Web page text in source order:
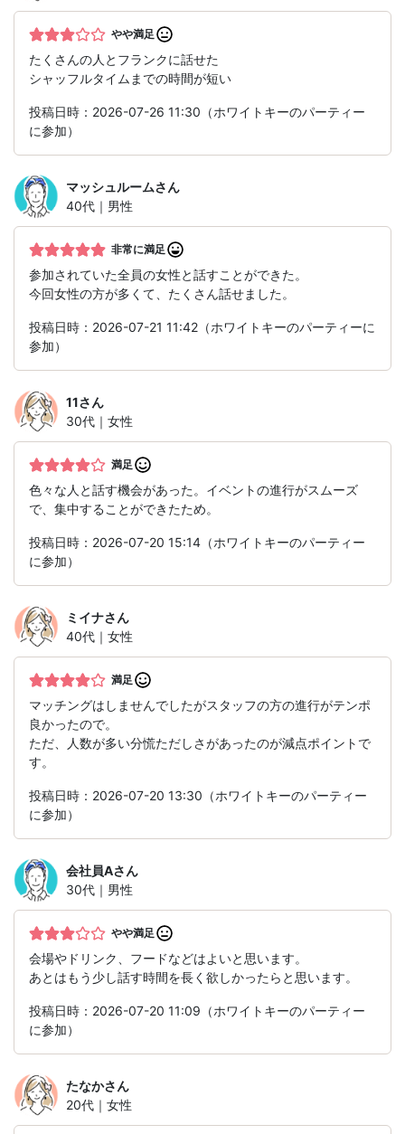
やや満足
たくさんの人とフランクに話せた
シャッフルタイムまでの時間が短い
投稿日時：2026-07-26 11:30（ホワイトキーのパーティー
に参加）
マッシュルームさん
40代｜男性
非常に満足
参加されていた全員の女性と話すことができた。
今回女性の方が多くて、たくさん話せました。
投稿日時：2026-07-21 11:42（ホワイトキーのパーティーに
参加）
11さん
30代｜女性
満足
色々な人と話す機会があった。イベントの進行がスムーズ
で、集中することができたため。
投稿日時：2026-07-20 15:14（ホワイトキーのパーティー
に参加）
ミイナさん
40代｜女性
満足
マッチングはしませんでしたがスタッフの方の進行がテンポ
良かったので。
ただ、人数が多い分慌ただしさがあったのが減点ポイントで
す。
投稿日時：2026-07-20 13:30（ホワイトキーのパーティー
に参加）
会社員Aさん
30代｜男性
やや満足
会場やドリンク、フードなどはよいと思います。
あとはもう少し話す時間を長く欲しかったらと思います。
投稿日時：2026-07-20 11:09（ホワイトキーのパーティー
に参加）
たなかさん
20代｜女性